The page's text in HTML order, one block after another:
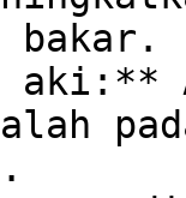
bakar.